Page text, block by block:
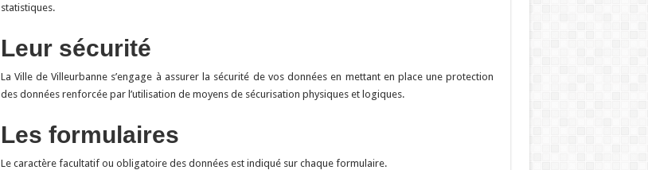
statistiques.
Leur sécurité
La Ville de Villeurbanne s’engage à assurer la sécurité de vos données en mettant en place une protection
des données renforcée par l’utilisation de moyens de sécurisation physiques et logiques.
Les formulaires
Le caractère facultatif ou obligatoire des données est indiqué sur chaque formulaire.